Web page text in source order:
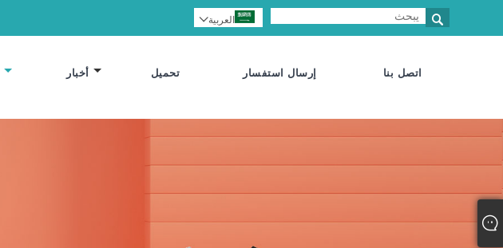
 العربية
أخبار تحميل إرسال استفسار اتصل بنا